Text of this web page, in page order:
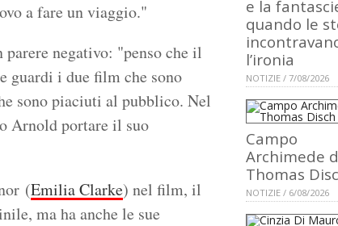
a fare un viaggio."
negativo: "penso che il
guardi i due film che sono
sono piaciuti al pubblico. Nel
Arnold portare il suo
(Emilia Clarke) nel film, il
ma ha anche le sue
e la
quando le
l’ironia
NOTIZIE / 7/08/2026
Campo
Archimede
Thomas
NOTIZIE / 6/08/2026